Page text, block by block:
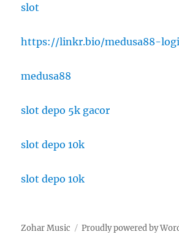
slot
https://linkr.bio/medusa88-
medusa88
slot depo 5k gacor
slot depo 10k
slot depo 10k
Zohar Music Proudly powered by